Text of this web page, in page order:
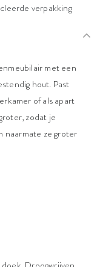
verpakking
met een
hout. Past
of als apart
zodat je
naarmate ze groter